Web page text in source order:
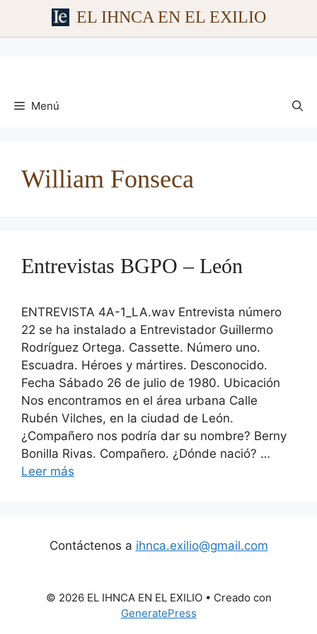
EL IHNCA EN EL EXILIO
contenido
Menú
William Fonseca
Entrevistas BGPO – León
ENTREVISTA 4A-1_LA.wav Entrevista número
22 se ha instalado a Entrevistador Guillermo
Rodríguez Ortega. Cassette. Número uno.
Escuadra. Héroes y mártires. Desconocido.
Fecha Sábado 26 de julio de 1980. Ubicación
Nos encontramos en el área urbana Calle
Rubén Vilches, en la ciudad de León.
¿Compañero nos podría dar su nombre? Berny
Bonilla Rivas. Compañero. ¿Dónde nació? …
Leer más
Contáctenos a ihnca.exilio@gmail.com
© 2026 EL IHNCA EN EL EXILIO• Creado con
GeneratePress